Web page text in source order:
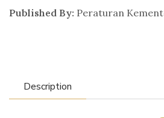
Published By: Peraturan
Description